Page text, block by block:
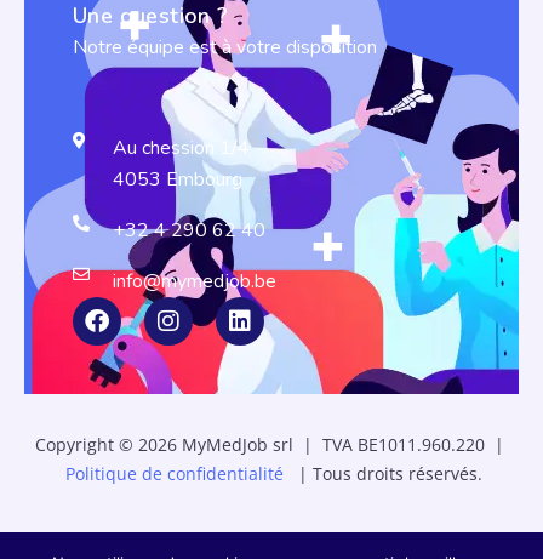
Une question ?
Notre équipe est à votre disposition
Au chession 1/4
4053 Embourg
+32 4 290 62 40
info@mymedjob.be
Copyright © 2026 MyMedJob srl | TVA BE1011.960.220 |
Politique de confidentialité | Tous droits réservés.